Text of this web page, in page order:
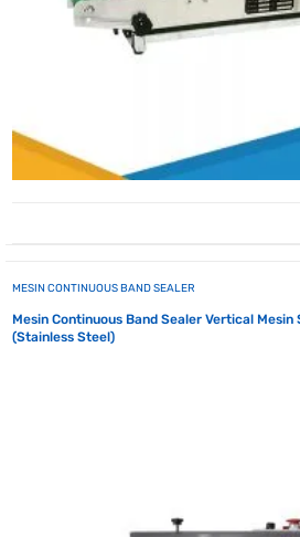
MESIN CONTINUOUS BAND SEALER
Mesin Continuous Band Sealer Vertical Mesin
(Stainless Steel)